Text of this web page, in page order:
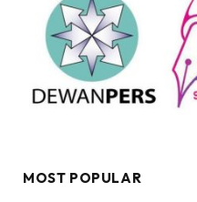
MOST POPULAR